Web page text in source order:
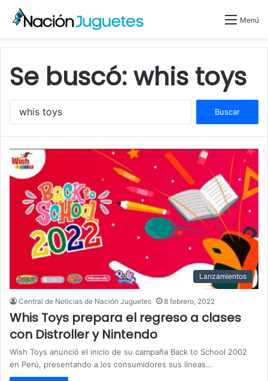
Menú
Se buscó:whis toys
a
:
Lanzamientos
Central de Noticias de Nación Juguetes 8 febrero, 2022
Whis Toys prepara el regreso a clases
con Distroller y Nintendo
Wish Toys anunció el inicio de su campaña Back to School 2002
en Perú, presentando a los consumidores sus líneas…